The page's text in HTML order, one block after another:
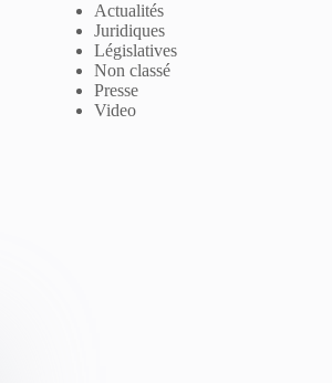
Actualités
Juridiques
Législatives
Non classé
Presse
Video